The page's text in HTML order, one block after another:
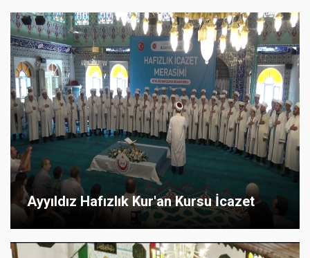
Ayyıldız Hafızlık Kur'an Kursu İcazet